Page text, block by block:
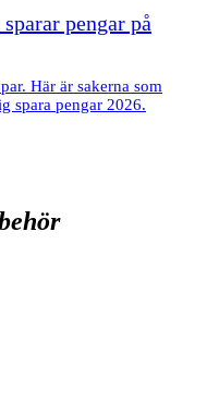
pengar på
Här är sakerna som
spara pengar 2026.